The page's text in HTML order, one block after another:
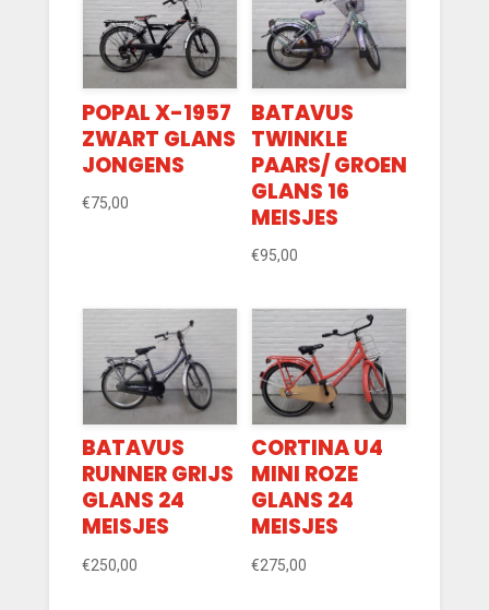
POPAL X-1957
ZWART GLANS
JONGENS
€75,00
BATAVUS
TWINKLE
PAARS/ GROEN
GLANS 16
MEISJES
€95,00
BATAVUS
RUNNER GRIJS
GLANS 24
MEISJES
€250,00
CORTINA U4
MINI ROZE
GLANS 24
MEISJES
€275,00